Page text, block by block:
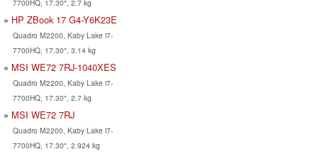
7700HQ, 17.30", 2.7 kg
HP ZBook 17 G4-Y6K23E
Quadro M2200, Kaby Lake i7-
7700HQ, 17.30", 3.14 kg
MSI WE72 7RJ-1040XES
Quadro M2200, Kaby Lake i7-
7700HQ, 17.30", 2.7 kg
MSI WE72 7RJ
Quadro M2200, Kaby Lake i7-
7700HQ, 17.30", 2.924 kg